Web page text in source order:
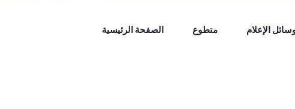
الصفحة الرئيسية متطوع الإعلام